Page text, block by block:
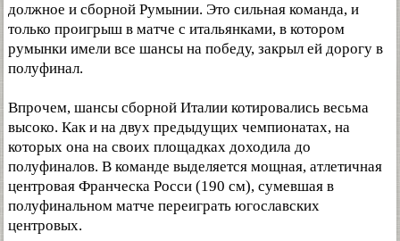
должное и сборной Румынии. Это сильная команда, и
только проигрыш в матче с итальянками, в котором
румынки имели все шансы на победу, закрыл ей дорогу в
полуфинал.
Впрочем, шансы сборной Италии котировались весьма
высоко. Как и на двух предыдущих чемпионатах, на
которых она на своих площадках доходила до
полуфиналов. В команде выделяется мощная, атлетичная
центровая Франческа Росси (190 см), сумевшая в
полуфинальном матче переиграть югославских
центровых.